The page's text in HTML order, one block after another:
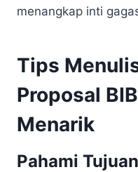
menangkap inti
Tips
Proposal
Menarik
Pahami